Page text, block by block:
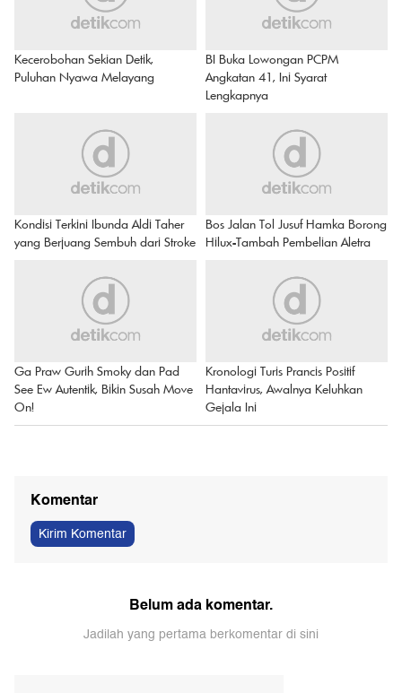
Kecerobohan Sekian Detik,
Puluhan Nyawa Melayang
BI Buka Lowongan PCPM
Angkatan 41, Ini Syarat
Lengkapnya
Kondisi Terkini Ibunda Aldi Taher
yang Berjuang Sembuh dari Stroke
Bos Jalan Tol Jusuf Hamka Borong
Hilux-Tambah Pembelian Aletra
Ga Praw Gurih Smoky dan Pad
See Ew Autentik, Bikin Susah Move
On!
Kronologi Turis Prancis Positif
Hantavirus, Awalnya Keluhkan
Gejala Ini
Komentar
Kirim Komentar
Belum ada komentar.
Jadilah yang pertama berkomentar di sini